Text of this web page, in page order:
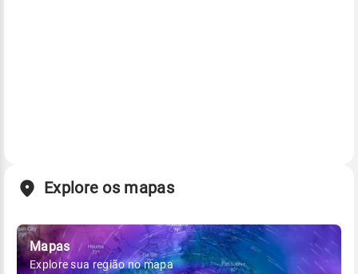
Explore os mapas
Mapas
Explore sua região no mapa